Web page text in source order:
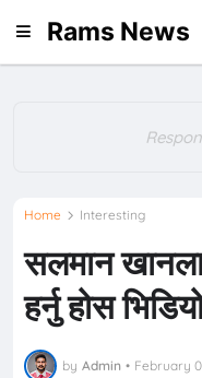
Rams News
Home Interesting
सलमान
हर्नु होस
by Admin • February